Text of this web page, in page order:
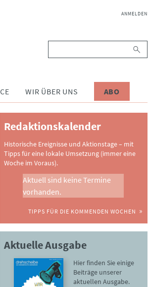
NAVIGATION
ANMELDEN
WIR ÜBER UNS ABO
Redaktionskalender
Historische Ereignisse und Aktionstage – mit
Tipps für eine lokale Umsetzung (immer eine
Woche im Voraus).
Aktuell sind keine Termine
vorhanden.
TIPPS FÜR DIE KOMMENDEN WOCHEN
Aktuelle Ausgabe
Hier finden Sie einige
Beiträge unserer
aktuellen Ausgabe.